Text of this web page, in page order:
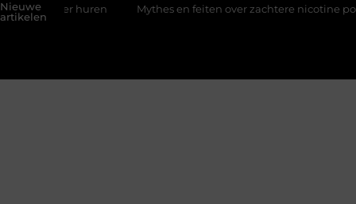
Nieuwe
artikelen
huren Mythes en feiten over zachtere nicotine pouches